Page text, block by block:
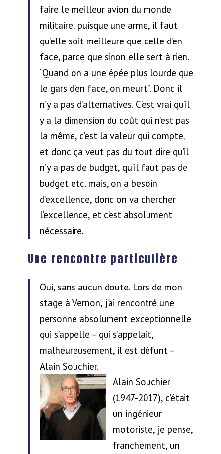
faire le meilleur avion du monde
militaire, puisque une arme, il faut
qu’elle soit meilleure que celle d’en
face, parce que sinon elle sert à rien.
“Quand on a une épée plus lourde que
le gars d’en face, on meurt”. Donc il
n’y a pas d’alternatives. C’est vrai qu’il
y a la dimension du coût qui n’est pas
la même, c’est la valeur qui compte,
et donc ça veut pas du tout dire qu’il
n’y a pas de budget, qu’il faut pas de
budget etc. mais, on a besoin
d’excellence, donc on va chercher
l’excellence, et c’est absolument
nécessaire.
Une rencontre particulière
Oui, sans aucun doute. Lors de mon
stage à Vernon, j’ai rencontré une
personne absolument exceptionnelle
qui s’appelle – qui s’appelait,
malheureusement, il est défunt –
Alain Souchier.
Alain Souchier
(1947-2017), c’était
un ingénieur
motoriste, je pense,
franchement, un